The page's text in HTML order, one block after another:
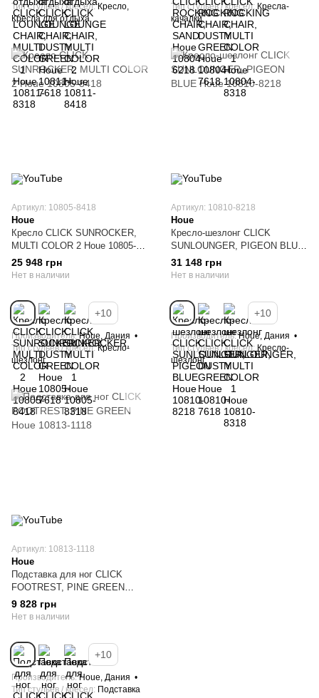
Тип стульев / кресел Кресло,
Кресла для отдыха
Тип стульев / кресел Кресла-
качалки
Артикул: 10805-8418
Houe
Кресло CLICK SUNROCKER,
MULTI COLOR 2 Houe 10805-
8418
25 948 грн
Нет в наличии
+10
Производитель Houe, Дания
Тип стульев / кресел Кресло-
шезлонг
Артикул: 10810-8218
Houe
Кресло-шезлонг CLICK
SUNLOUNGER, PIGEON BLUE
Houe 10810-8218
31 148 грн
Нет в наличии
+10
Производитель Houe, Дания
Тип стульев / кресел Кресло-
шезлонг
Артикул: 10813-1118
Houe
Подставка для ног CLICK
FOOTREST, PINE GREEN
Houe 10813-1118
9 828 грн
Нет в наличии
+10
Производитель Houe, Дания
Тип стульев / кресел Подставка